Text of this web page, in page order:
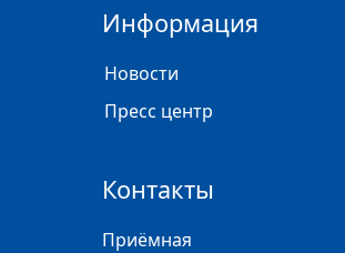
Информация
Новости
Пресс центр
Контакты
Приёмная